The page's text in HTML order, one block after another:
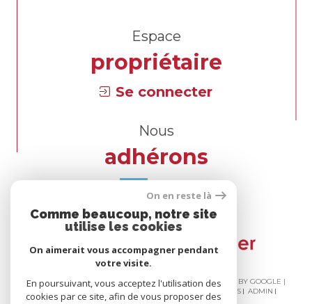
Espace
propriétaire
Se connecter
Nous
adhérons
© 2026 | TOUS DROITS RÉSERVÉS | TRADUCTION POWERED BY GOOGLE |
NOS HONORAIRES
PLAN DU SITE MENTIONS LÉGALES
ADMIN
NOS LIENS
POLITIQUE RGPD COOKIES
On en reste là
Comme beaucoup, notre site
utilise les cookies
On aimerait vous accompagner pendant
votre visite.
En poursuivant, vous acceptez l'utilisation des
cookies par ce site, afin de vous proposer des